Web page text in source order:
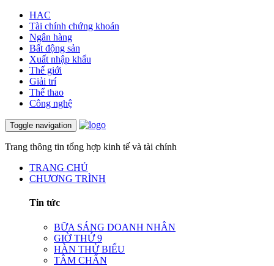
HAC
Tài chính chứng khoán
Ngân hàng
Bất động sản
Xuất nhập khẩu
Thế giới
Giải trí
Thể thao
Công nghệ
Toggle navigation
Trang thông tin tổng hợp kinh tế và tài chính
TRANG CHỦ
CHƯƠNG TRÌNH
Tin tức
BỮA SÁNG DOANH NHÂN
GIỜ THỨ 9
HÀN THỬ BIỂU
TÂM CHẤN